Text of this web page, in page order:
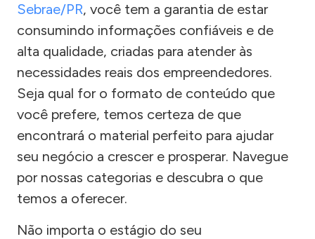
Sebrae/PR, você tem a garantia de estar
consumindo informações confiáveis e de
alta qualidade, criadas para atender às
necessidades reais dos empreendedores.
Seja qual for o formato de conteúdo que
você prefere, temos certeza de que
encontrará o material perfeito para ajudar
seu negócio a crescer e prosperar. Navegue
por nossas categorias e descubra o que
temos a oferecer.
Não importa o estágio do seu